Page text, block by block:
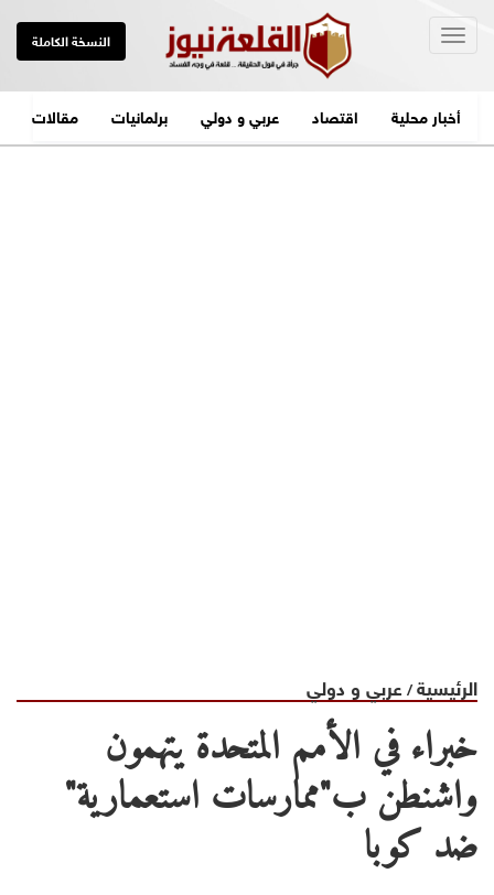
النسخة الكاملة
أخبار محلية اقتصاد عربي و دولي برلمانيات مقالات
الرئيسية/ عربي و دولي
خبراء في الأمم المتحدة يتهمون
واشنطن ب"ممارسات استعمارية"
ضد كوبا